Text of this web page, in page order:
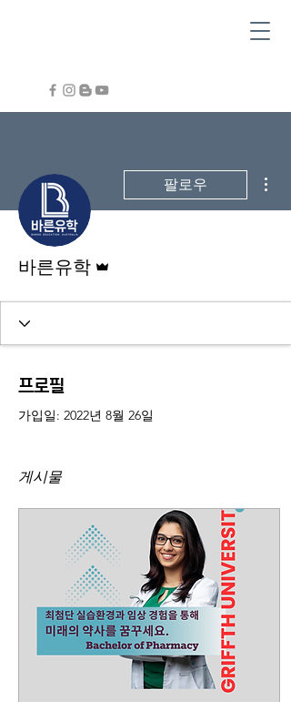
팔로우
바른유학
프로필
가입일: 2022년 8월 26일
게시물